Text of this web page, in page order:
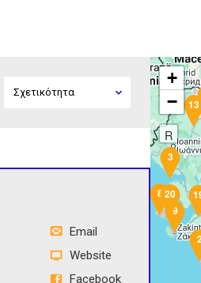
Email
Website
Facebook
3
8
9
13
20
+
−
R